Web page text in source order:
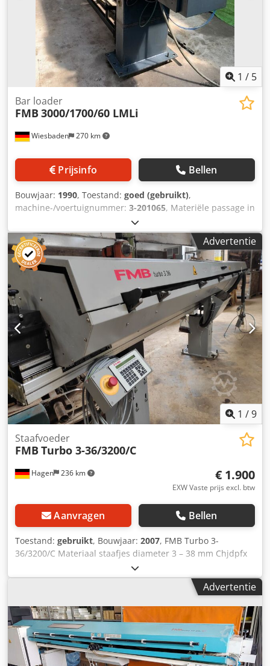
1 / 5
Wiesbaden 270 km
Bar loader
FMB 3000/1700/60 LMLi
Prijsinfo Bellen
Bouwjaar: 1990, Toestand: goed (gebruikt),
machine-/voertuignummer: 3-201065, Materiële passage in
de leverings pijp Max.: 65 mm voor materiaal lengtes tot:
3000 mm Toevoer kracht oneindig instelbaar tot max.: 550
N. Oplaadtijd ca.: 30 s Elec. aansluiting/vermogen eis: 380
V/1,5 kW Ruimtevereiste: 5810 x 920 x 1515 mm Gewicht:
1200 kg Cjdpodlm Dhofx Ab Usha
Advertentie
1 /9
Hagen 236 km
Staafvoeder
FMB Turbo 3-36/3200/C
€ 1.900
EXW Vaste prijs excl. btw
Aanvragen Bellen
Toestand: gebruikt, Bouwjaar: 2007, FMB Turbo 3-
36/3200/C Materiaal staafjes diameter 3 – 38 mm Chjdpfx
Ash Nf N Seb Uoa Stanglengte max.: 3.200 mm Bouwjaar
2007 Gewicht zonder olievulling: ca. 750 kg
Advertentie